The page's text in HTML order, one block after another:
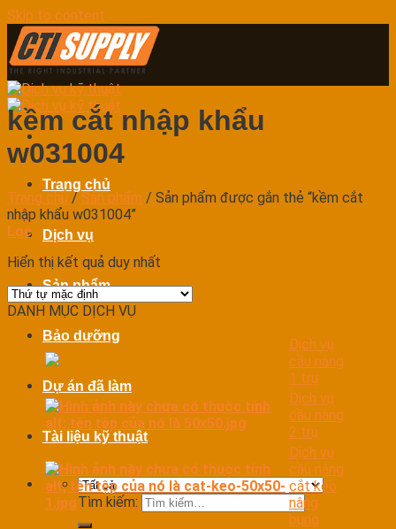
Skip to content
Trang chủ
Dịch vụ
Sản phẩm
Bảo dưỡng
Dự án đã làm
Tài liệu kỹ thuật
Tìm kiếm:
kềm cắt nhập khẩu
w031004
Trang chủ / Sản phẩm / Sản phẩm được gắn thẻ “kềm cắt
nhập khẩu w031004”
Lọc
Hiển thị kết quả duy nhất
DANH MỤC DỊCH VỤ
Dịch vụ
cầu nâng
1 trụ
Dịch vụ
cầu nâng
2 trụ
Dịch vụ
cầu nâng
cắt kéo
nâng
bụng